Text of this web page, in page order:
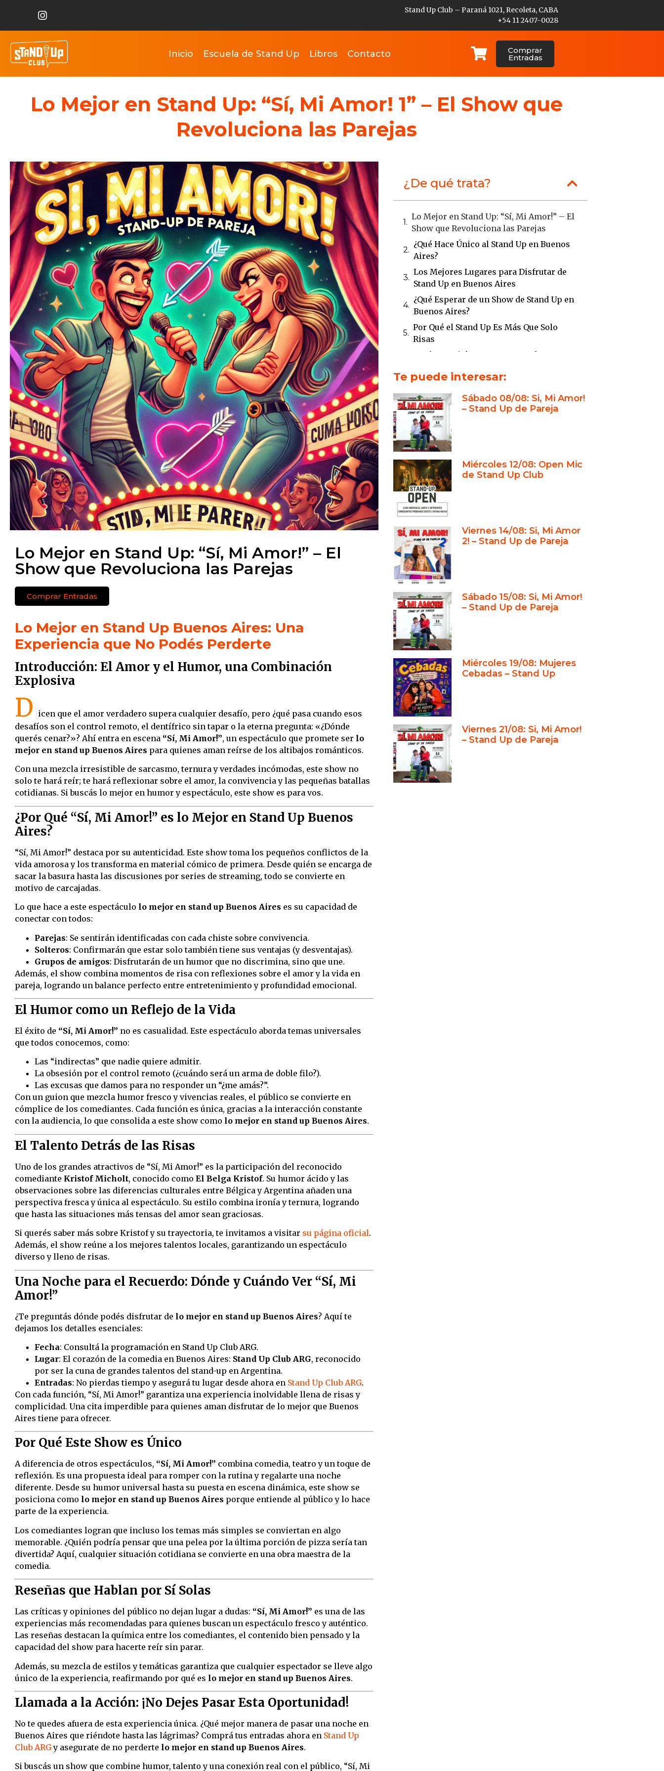
Stand Up Club – Paraná 1021, Recoleta, CABA
+54 11 2407-0028
Inicio Escuela de Stand Up Libros Contacto Comprar
Entradas
Lo Mejor en Stand Up: “Sí, Mi Amor! 1” – El Show que
Revoluciona las Parejas
Lo Mejor en Stand Up: “Sí, Mi Amor!” – El
Show que Revoluciona las Parejas
Comprar Entradas
Lo Mejor en Stand Up Buenos Aires: Una
Experiencia que No Podés Perderte
Introducción: El Amor y el Humor, una Combinación
Explosiva
D icen que el amor verdadero supera cualquier desafío, pero ¿qué pasa cuando esos
desafíos son el control remoto, el dentífrico sin tapar o la eterna pregunta: «¿Dónde
querés cenar?»? Ahí entra en escena “Sí, Mi Amor!”, un espectáculo que promete ser lo
mejor en stand up Buenos Aires para quienes aman reírse de los altibajos románticos.
Con una mezcla irresistible de sarcasmo, ternura y verdades incómodas, este show no
solo te hará reír; te hará reflexionar sobre el amor, la convivencia y las pequeñas batallas
cotidianas. Si buscás lo mejor en humor y espectáculo, este show es para vos.
¿Por Qué “Sí, Mi Amor!” es lo Mejor en Stand Up Buenos
Aires?
“Sí, Mi Amor!” destaca por su autenticidad. Este show toma los pequeños conflictos de la
vida amorosa y los transforma en material cómico de primera. Desde quién se encarga de
sacar la basura hasta las discusiones por series de streaming, todo se convierte en
motivo de carcajadas.
Lo que hace a este espectáculo lo mejor en stand up Buenos Aires es su capacidad de
conectar con todos:
Parejas: Se sentirán identificadas con cada chiste sobre convivencia.
Solteros: Confirmarán que estar solo también tiene sus ventajas (y desventajas).
Grupos de amigos: Disfrutarán de un humor que no discrimina, sino que une.
Además, el show combina momentos de risa con reflexiones sobre el amor y la vida en
pareja, logrando un balance perfecto entre entretenimiento y profundidad emocional.
El Humor como un Reflejo de la Vida
El éxito de “Sí, Mi Amor!” no es casualidad. Este espectáculo aborda temas universales
que todos conocemos, como:
Las “indirectas” que nadie quiere admitir.
La obsesión por el control remoto (¿cuándo será un arma de doble filo?).
Las excusas que damos para no responder un “¿me amás?”.
Con un guion que mezcla humor fresco y vivencias reales, el público se convierte en
cómplice de los comediantes. Cada función es única, gracias a la interacción constante
con la audiencia, lo que consolida a este show como lo mejor en stand up Buenos Aires.
El Talento Detrás de las Risas
Uno de los grandes atractivos de “Sí, Mi Amor!” es la participación del reconocido
comediante Kristof Micholt, conocido como El Belga Kristof. Su humor ácido y las
observaciones sobre las diferencias culturales entre Bélgica y Argentina añaden una
perspectiva fresca y única al espectáculo. Su estilo combina ironía y ternura, logrando
que hasta las situaciones más tensas del amor sean graciosas.
Si querés saber más sobre Kristof y su trayectoria, te invitamos a visitar su página oficial.
Además, el show reúne a los mejores talentos locales, garantizando un espectáculo
diverso y lleno de risas.
Una Noche para el Recuerdo: Dónde y Cuándo Ver “Sí, Mi
Amor!”
¿Te preguntás dónde podés disfrutar de lo mejor en stand up Buenos Aires? Aquí te
dejamos los detalles esenciales:
Fecha: Consultá la programación en Stand Up Club ARG.
Lugar: El corazón de la comedia en Buenos Aires: Stand Up Club ARG, reconocido
por ser la cuna de grandes talentos del stand-up en Argentina.
Entradas: No pierdas tiempo y asegurá tu lugar desde ahora en Stand Up Club ARG.
Con cada función, “Sí, Mi Amor!” garantiza una experiencia inolvidable llena de risas y
complicidad. Una cita imperdible para quienes aman disfrutar de lo mejor que Buenos
Aires tiene para ofrecer.
Por Qué Este Show es Único
A diferencia de otros espectáculos, “Sí, Mi Amor!” combina comedia, teatro y un toque de
reflexión. Es una propuesta ideal para romper con la rutina y regalarte una noche
diferente. Desde su humor universal hasta su puesta en escena dinámica, este show se
posiciona como lo mejor en stand up Buenos Aires porque entiende al público y lo hace
parte de la experiencia.
Los comediantes logran que incluso los temas más simples se conviertan en algo
memorable. ¿Quién podría pensar que una pelea por la última porción de pizza sería tan
divertida? Aquí, cualquier situación cotidiana se convierte en una obra maestra de la
comedia.
Reseñas que Hablan por Sí Solas
Las críticas y opiniones del público no dejan lugar a dudas: “Sí, Mi Amor!” es una de las
experiencias más recomendadas para quienes buscan un espectáculo fresco y auténtico.
Las reseñas destacan la química entre los comediantes, el contenido bien pensado y la
capacidad del show para hacerte reír sin parar.
Además, su mezcla de estilos y temáticas garantiza que cualquier espectador se lleve algo
único de la experiencia, reafirmando por qué es lo mejor en stand up Buenos Aires.
Llamada a la Acción: ¡No Dejes Pasar Esta Oportunidad!
No te quedes afuera de esta experiencia única. ¿Qué mejor manera de pasar una noche en
Buenos Aires que riéndote hasta las lágrimas? Comprá tus entradas ahora en Stand Up
Club ARGy asegurate de no perderte lo mejor en stand up Buenos Aires.
Si buscás un show que combine humor, talento y una conexión real con el público, “Sí, Mi
¿De qué trata?
Lo Mejor en Stand Up: “Sí, Mi Amor!” – El
Show que Revoluciona las Parejas
¿Qué Hace Único al Stand Up en Buenos
Aires?
Los Mejores Lugares para Disfrutar de
Stand Up en Buenos Aires
¿Qué Esperar de un Show de Stand Up en
Buenos Aires?
Por Qué el Stand Up Es Más Que Solo
Risas
¿Qué Necesitás para Ser Parte de Lo
Una Recomendación Especial: El Belga
Kristof
Cómo Comprar Entradas para Lo Mejor
en Stand Up Buenos Aires
Conclusión
Stand Up Club: Donde Nace Lo Mejor en
Stand Up Buenos Aires
¿Qué Hace al Stand Up Club Especial?
¿Por Qué el Stand Up Club Representa Lo
Mejor en Stand Up Buenos Aires?
¿Cómo Participar de la Magia del Stand
Up Club?
Lo Mejor en Stand Up Buenos Aires: Una
Experiencia Completa
Stand Up Club y la Evolución del Stand
Up en Buenos Aires
Un Llamado a la Acción
Conclusión
Te puede interesar:
Sábado 08/08: Si, Mi Amor!
– Stand Up de Pareja
Miércoles 12/08: Open Mic
de Stand Up Club
Viernes 14/08: Si, Mi Amor
2! – Stand Up de Pareja
Sábado 15/08: Si, Mi Amor!
– Stand Up de Pareja
Miércoles 19/08: Mujeres
Cebadas – Stand Up
Viernes 21/08: Si, Mi Amor!
– Stand Up de Pareja